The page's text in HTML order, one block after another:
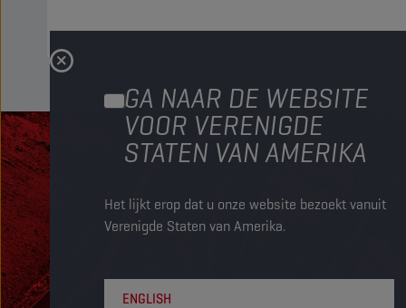
GA NAAR DE WEBSITE
VOOR VERENIGDE
STATEN VAN AMERIKA
Het lijkt erop dat u onze website bezoekt vanuit
Verenigde Staten van Amerika.
ENGLISH